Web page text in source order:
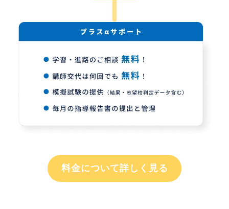
料金について詳しく見る